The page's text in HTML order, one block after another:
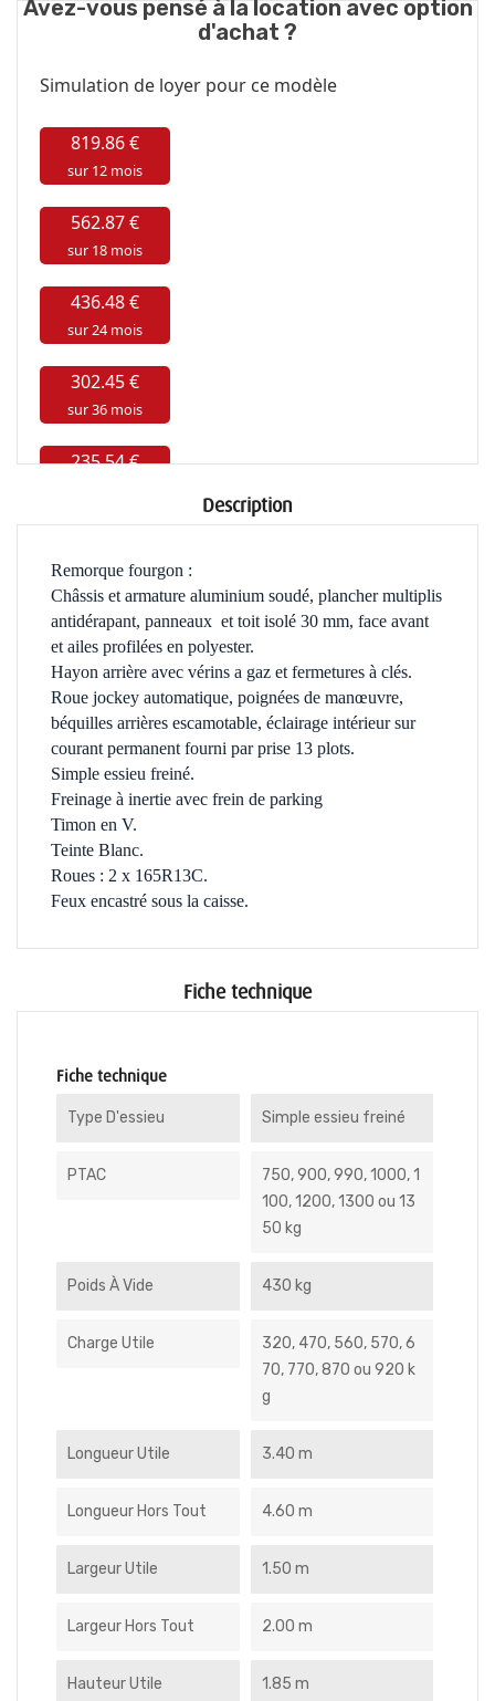
Avez-vous pensé à la location avec option
d'achat ?
Description
Remorque fourgon :
Châssis et armature aluminium soudé, plancher multiplis
antidérapant, panneaux et toit isolé 30 mm, face avant
et ailes profilées en polyester.
Hayon arrière avec vérins a gaz et fermetures à clés.
Roue jockey automatique, poignées de manœuvre,
béquilles arrières escamotable, éclairage intérieur sur
courant permanent fourni par prise 13 plots.
Simple essieu freiné.
Freinage à inertie avec frein de parking
Timon en V.
Teinte Blanc.
Roues : 2 x 165R13C.
Feux encastré sous la caisse.
Fiche technique
Fiche technique
Type D'essieu Simple essieu freiné
PTAC
750, 900, 990, 1000, 1
100, 1200, 1300 ou 13
50 kg
Poids À Vide 430 kg
Charge Utile
320, 470, 560, 570, 6
70, 770, 870 ou 920 k
g
Longueur Utile 3.40 m
Longueur Hors Tout 4.60 m
Largeur Utile 1.50 m
Largeur Hors Tout 2.00 m
Hauteur Utile 1.85 m